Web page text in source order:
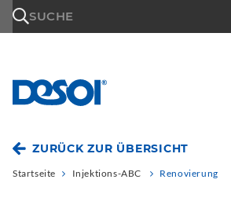
SUCHE
ZURÜCK ZUR ÜBERSICHT
Startseite Injektions-ABC Renovierung